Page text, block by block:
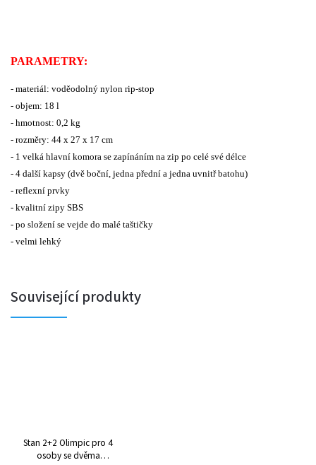
PARAMETRY:
- materiál: voděodolný nylon rip-stop
- objem: 18 l
- hmotnost: 0,2 kg
- rozměry: 44 x 27 x 17 cm
- 1 velká hlavní komora se zapínáním na zip po celé své délce
- 4 další kapsy (dvě boční, jedna přední a jedna uvnitř batohu)
- reflexní prvky
- kvalitní zipy SBS
- po složení se vejde do malé taštičky
- velmi lehký
Související produkty
Stan 2+2 Olimpic pro 4
osoby se dvěma